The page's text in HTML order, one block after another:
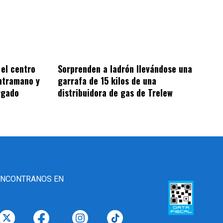
centro
y
Sorprenden a ladrón llevándose una
garrafa de 15 kilos de una
distribuidora de gas de Trelew
EN